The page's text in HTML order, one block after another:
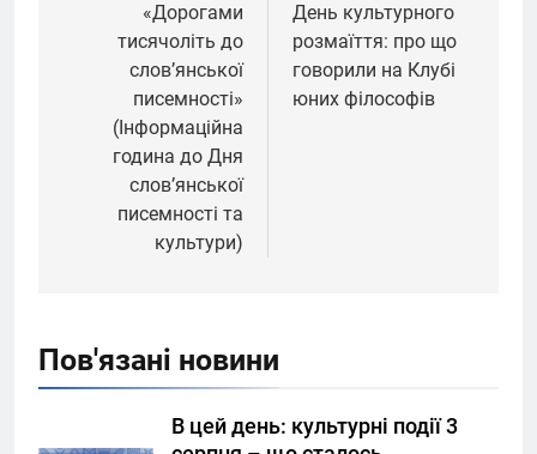
записів«Дорогами
тисячоліть до
слов’янської
писемності»
(Інформаційна
година до Дня
слов’янської
писемності та
культури)
День культурного
розмаїття: про що
говорили на Клубі
юних філософів
Пов'язані новини
В цей день: культурні події 3